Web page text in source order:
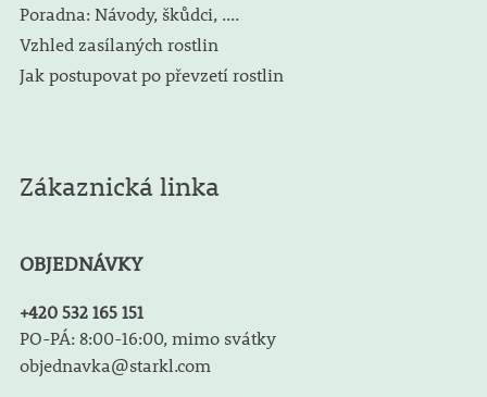
Poradna: Návody, škůdci, ....
Vzhled zasílaných rostlin
Jak postupovat po převzetí rostlin
Zákaznická linka
OBJEDNÁVKY
+420 532 165 151
PO-PÁ: 8:00-16:00, mimo svátky
objednavka@starkl.com